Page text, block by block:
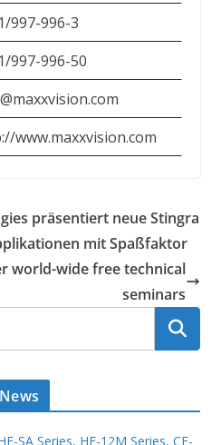
997-996-3
997-996-50
www.maxxvision.com
präsentiert neue Stingra
mit Spaßfaktor
world-wide free technical
seminars
SA Series, HF-12M Series, CF-